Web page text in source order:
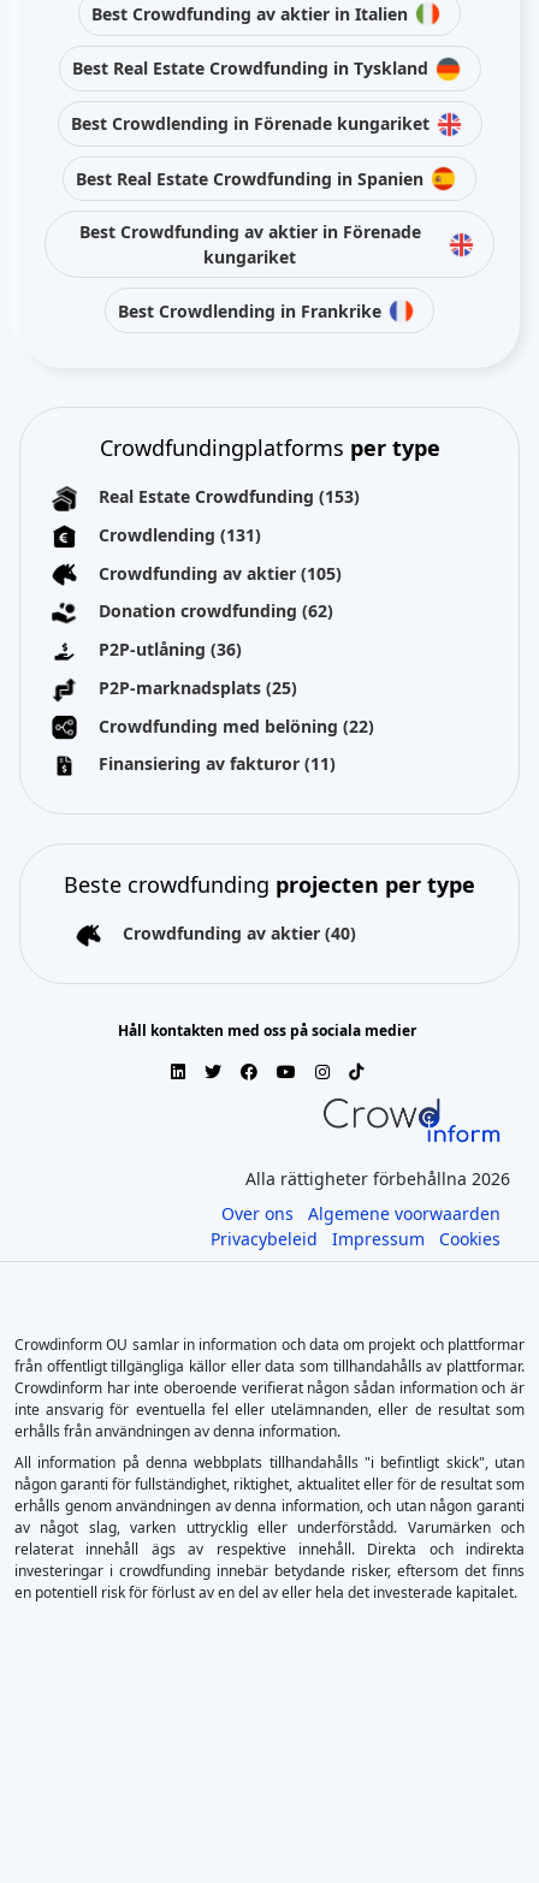
Best Crowdfunding av aktier in Italien
Best Real Estate Crowdfunding in Tyskland
Best Crowdlending in Förenade kungariket
Best Real Estate Crowdfunding in Spanien
Best Crowdfunding av aktier in Förenade
kungariket
Best Crowdlending in Frankrike
Crowdfundingplatforms per type
Real Estate Crowdfunding (153)
Crowdlending (131)
Crowdfunding av aktier (105)
Donation crowdfunding (62)
P2P-utlåning (36)
P2P-marknadsplats (25)
Crowdfunding med belöning (22)
Finansiering av fakturor (11)
Beste crowdfunding projecten per type
Crowdfunding av aktier (40)
Håll kontakten med oss på sociala medier
Alla rättigheter förbehållna 2026
Over ons
Algemene voorwaarden
Privacybeleid
Impressum Cookies
Crowdinform OU samlar in information och data om projekt och plattformar
från offentligt tillgängliga källor eller data som tillhandahålls av plattformar.
Crowdinform har inte oberoende verifierat någon sådan information och är
inte ansvarig för eventuella fel eller utelämnanden, eller de resultat som
erhålls från användningen av denna information.
All information på denna webbplats tillhandahålls "i befintligt skick", utan
någon garanti för fullständighet, riktighet, aktualitet eller för de resultat som
erhålls genom användningen av denna information, och utan någon garanti
av något slag, varken uttrycklig eller underförstådd. Varumärken och
relaterat innehåll ägs av respektive innehåll. Direkta och indirekta
investeringar i crowdfunding innebär betydande risker, eftersom det finns
en potentiell risk för förlust av en del av eller hela det investerade kapitalet.